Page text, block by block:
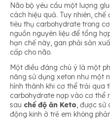
Não bộ yêu cầu một lượng
cách hiệu quả. Tuy nhiên,
tiêu thụ carbohydrate trong
nguồn nguyên liệu để tổng
hạn chế này, gan phải sản
cấp cho não.
Một điều đáng chú ý là một
năng sử dụng xeton như một
hình thành khi cơ thể trải qua
carbohydrate nạp vào cơ thể
sau chế độ ăn Keto , được
động kinh ở trẻ em không